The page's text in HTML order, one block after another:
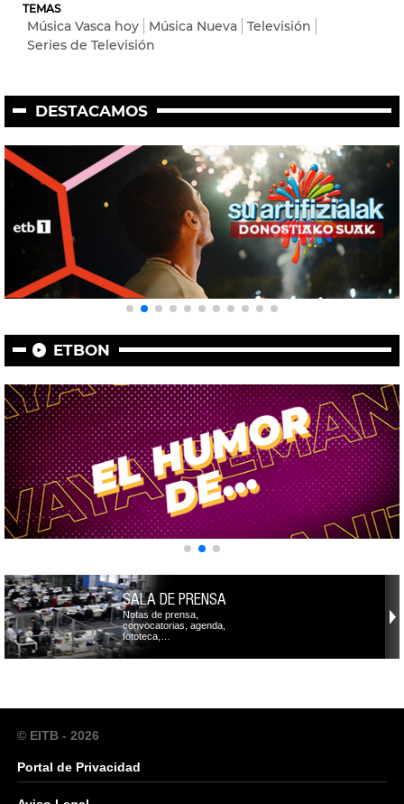
TEMAS
Música Vasca hoy Música Nueva
Televisión
Series de Televisión
DESTACAMOS
ETBON
SALA DE PRENSA
Notas de prensa,
convocatorias, agenda,
fototeca,…
© EITB - 2026
Portal de Privacidad